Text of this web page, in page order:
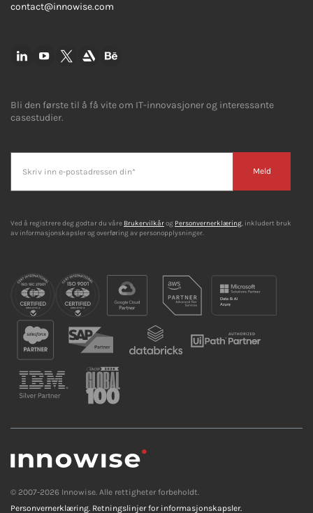
contact@innowise.com
Bli den første til å få vite om IT-innovasjoner og interessante
casestudier.
Meld
Ved å registrere deg godtar du våre Brukervilkårog Personvernerklæring, inkludert bruk
av informasjonskapsler og overføring av personopplysninger.
© 2007-2026 Innowise. Alle rettigheter forbeholdt.
Personvernerklæring. Retningslinjer for informasjonskapsler.